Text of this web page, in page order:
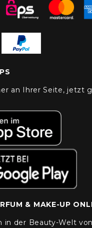
an Ihrer Seite, jetzt
& MAKE-UP
in der Beauty-Welt